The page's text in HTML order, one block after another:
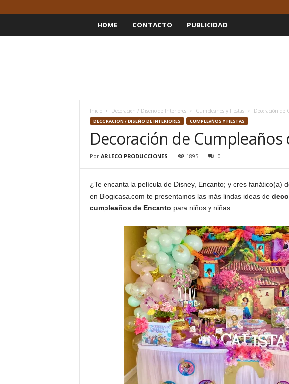
HOME CONTACTO PUBLICIDAD
Inicio Decoracion / Diseño de Interiores Cumpleaños y Fiestas Decoración de
DECORACION / DISEÑO DE INTERIORES CUMPLEAÑOS Y FIESTAS
Decoración de Cumpleaños
Por ARLECO PRODUCCIONES 1895 0
¿Te encanta la película de Disney, Encanto; y eres fanático(a)
en Blogicasa.com te presentamos las más lindas ideas de
cumpleaños de Encanto para niños y niñas.